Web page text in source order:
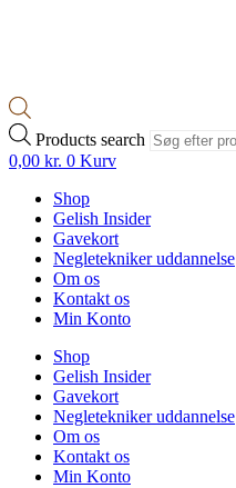
Products search
0,00 kr. 0 Kurv
Shop
Gelish Insider
Gavekort
Negletekniker uddannelse
Om os
Kontakt os
Min Konto
Shop
Gelish Insider
Gavekort
Negletekniker uddannelse
Om os
Kontakt os
Min Konto